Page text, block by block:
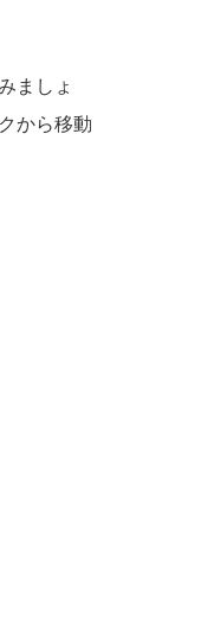
ましょ
から移動